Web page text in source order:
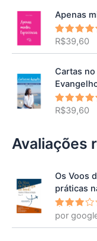
Apenas
de 5
R$39,60
Cartas
de 5
R$39,60
Avaliações
Os Voos
práticas
Avalia
ção3
por